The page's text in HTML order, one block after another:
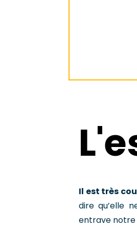
Il est très
dire qu’elle
entrave notre